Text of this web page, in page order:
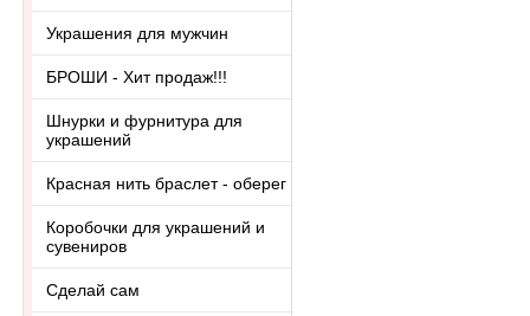
Украшения для мужчин
БРОШИ - Хит продаж!!!
Шнурки и фурнитура для
украшений
Красная нить браслет - оберег
Коробочки для украшений и
сувениров
Сделай сам